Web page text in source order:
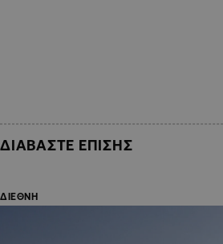
ΔΙΑΒΑΣΤΕ ΕΠΙΣΗΣ
ΔΙΕΘΝΗ